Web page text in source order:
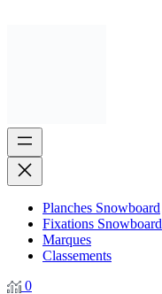
Planches Snowboard
Fixations Snowboard
Marques
Classements
0